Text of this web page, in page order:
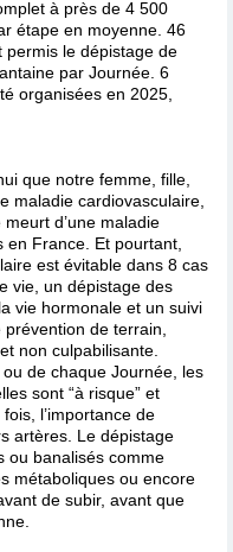
à près de 4 500
étape en moyenne. 46
le dépistage de
par Journée. 6
organisées en 2025,
que notre femme, fille,
maladie cardiovasculaire,
d’une maladie
France. Et pourtant,
est évitable dans 8 cas
vie, un dépistage des
vie hormonale et un suivi
de terrain,
non culpabilisante.
de chaque Journée, les
sont “à risque” et
l’importance de
artères. Le dépistage
ou banalisés comme
métaboliques ou encore
de subir, avant que